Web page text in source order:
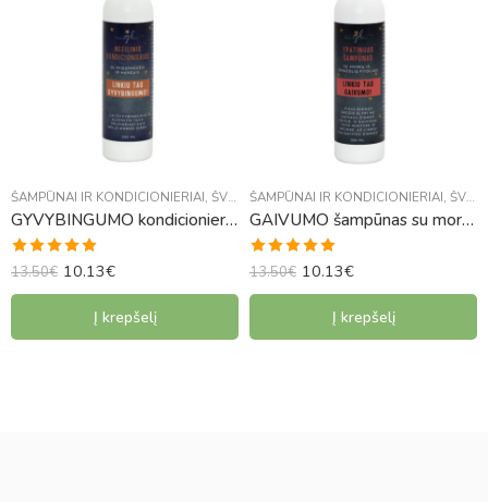
ŠAMPŪNAI IR KONDICIONIERIAI, ŠVENTINĖ KOLEKCIJA
GYVYBINGUMO kondicionierius su sviestmedžiu ir mangais
Įvertinimas:
5.00iš 5
13.50€ 10.13€
Į krepšelį
ŠAMPŪNAI IR KONDICIONIERIAI, ŠVENTINĖ KOLEKCIJA
GAIVUMO šampūnas su morkų ir jonažolių fitoliais
Įvertinimas:
4.92iš 5
13.50€ 10.13€
Į krepšelį